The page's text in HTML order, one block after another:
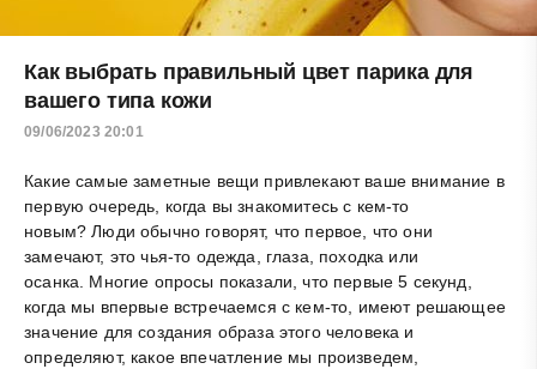
Как выбрать правильный цвет парика для
вашего типа кожи
09/06/2023 20:01
Какие самые заметные вещи привлекают ваше внимание в
первую очередь, когда вы знакомитесь с кем-то
новым? Люди обычно говорят, что первое, что они
замечают, это чья-то одежда, глаза, походка или
осанка. Многие опросы показали, что первые 5 секунд,
когда мы впервые встречаемся с кем-то, имеют решающее
значение для создания образа этого человека и
определяют, какое впечатление мы произведем,